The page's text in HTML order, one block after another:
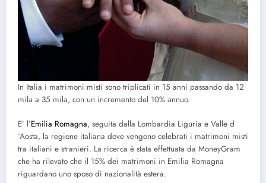
In Italia i matrimoni misti sono triplicati in 15 anni passando da 12
mila a 35 mila, con un incremento del 10% annuo.
E’ l’Emilia Romagna, seguita dalla Lombardia Liguria e Valle d
´Aosta, la regione italiana dove vengono celebrati i matrimoni misti
tra italiani e stranieri. La ricerca è stata effettuata da MoneyGram
che ha rilevato che il 15% dei matrimoni in Emilia Romagna
riguardano uno sposo di nazionalità estera.